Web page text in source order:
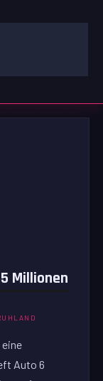
Millionen
Auto 6